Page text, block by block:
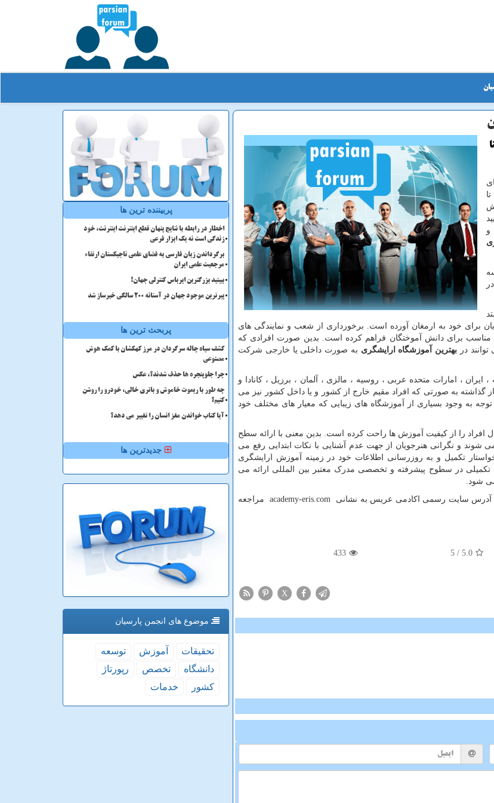
و
برای خود به ارمغان آورده است. برخورداری از شعب و نمایندگی های
مناسب برای دانش آموختگان فراهم کرده است. بدین صورت افرادی که
در بهترین آموزشگاه ارایشگری به صورت داخلی یا خارجی شرکت
، امارات متحده عربی ، روسیه ، مالزی ، آلمان ، برزیل ، کانادا و
گذاشته به صورتی که افراد مقیم خارج از کشور و یا داخل کشور نیز می
به وجود بسیاری از آموزشگاه های زیبایی که معیار های مختلف خود
را از کیفیت آموزش ها راحت کرده است. بدین معنی با ارائه سطح
شوند و نگرانی هنرجویان از جهت عدم آشنایی با نکات ابتدایی رفع می
تکمیل و به روزرسانی اطلاعات خود در زمینه آموزش ارایشگری
در سطوح پیشرفته و تخصصی مدرک معتبر بین المللی ارائه می
شود.
به آدرس سایت رسمی اکادمی عریس به نشانی
academy-eris.comمراجعه
5.0
/ 5
433
X
پربیننده ترین ها
اخطار در رابطه با نتایج پنهان قطع اینترنت اینترنت، خود
زندگی است نه یک ابزار فرعی
برگرداندن زبان فارسی به فضای علمی تاجیکستان ارتقاء
مرجعیت علمی ایران
ببینید بزرگترین ایرباس کنترلی جهان!
پیرترین موجود جهان در آستانه ۲۰۰ سالگی خبرساز شد
پربحث ترین ها
کشف سیاه چاله سرگردان در مرز کهکشان با کمک هوش
مصنوعی
چرا جلوپنجره ها حذف شدند؟، عکس
چه طور با ریموت خاموش و باتری خالی، خودرو را روشن
کنیم؟
آیا کتاب خواندن مغز انسان را تغییر می دهد؟
جدیدترین ها
موضوع های انجمن پارسیان
تحقیقات آموزش
توسعه
دانشگاه
تخصص
رپورتاژ
كشور
خدمات